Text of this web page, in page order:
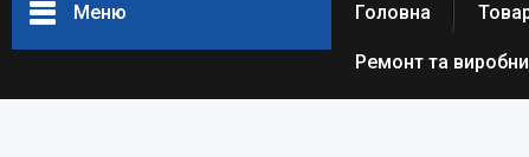
Меню Головна
Ремонт та